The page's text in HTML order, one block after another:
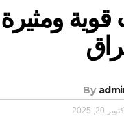
قوية
By
أكتوبر 20, 2025